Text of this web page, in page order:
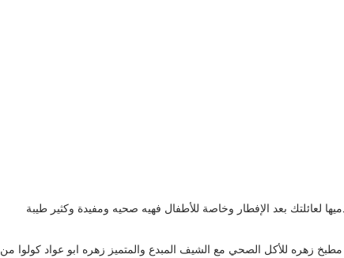
لعائلتك بعد الإفطار وخاصة للأطفال فهيه صحيه ومفيدة وكثير طيبة
زهره للأكل الصحي مع الشيف المبدع والمتميز زهره ابو عواد كولوا من